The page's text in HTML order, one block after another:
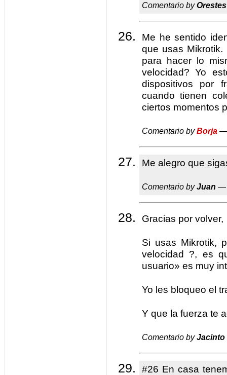
Comentario byOrestes
Me he sentido
que usas
para hacer lo
velocidad? Yo
dispositivos por
cuando tienen
ciertos momentos
Comentario byBorja —
Me alegro que
Comentario byJuan —
Gracias por volver,
Si usas Mikrotik,
velocidad ?, es
usuario» es muy
Yo les bloqueo el
Y que la fuerza te
Comentario byJacinto
#26 En casa